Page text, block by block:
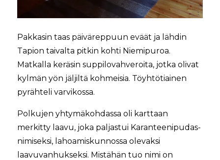
Pakkasin taas päiväreppuun eväät ja lähdin
Tapion taivalta pitkin kohti Niemipuroa.
Matkalla keräsin suppilovahveroita, jotka olivat
kylmän yön jäljiltä kohmeisia. Töyhtötiainen
pyrähteli varvikossa.
Polkujen yhtymäkohdassa oli karttaan
merkitty laavu, joka paljastui Karanteenipudas-
nimiseksi, lahoamiskunnossa olevaksi
laavuvanhukseksi. Mistähän tuo nimi on